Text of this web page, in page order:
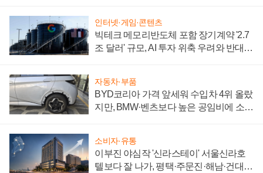
인터넷·게임·콘텐츠
빅테크 메모리반도체 포함 장기계약 '2.7
조 달러' 규모, AI 투자 위축 우려와 반대
자동차·부품
BYD코리아 가격 앞세워 수입차 4위 올랐
지만, BMW·벤츠보다 높은 공임비에 소비
소비자·유통
이부진 야심작 '신라스테이' 서울신라호
텔보다 잘 나가, 평택·주문진·해남·건대로